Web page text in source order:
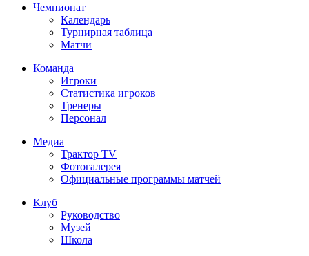
Чемпионат
Календарь
Турнирная таблица
Матчи
Команда
Игроки
Статистика игроков
Тренеры
Персонал
Медиа
Трактор TV
Фотогалерея
Официальные программы матчей
Клуб
Руководство
Музей
Школа